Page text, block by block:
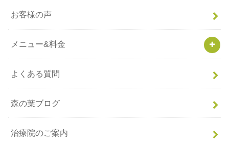
お客様の声
メニュー&料金
よくある質問
森の葉ブログ
治療院のご案内